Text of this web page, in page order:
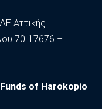
Αττικής
70-17676 –
of Harokopio